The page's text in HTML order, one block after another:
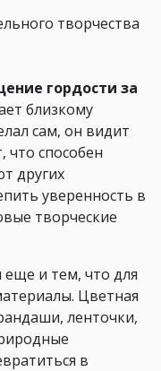
творчества
гордости за
близкому
сам, он видит
способен
других
уверенность в
творческие
и тем, что для
Цветная
ленточки,
в